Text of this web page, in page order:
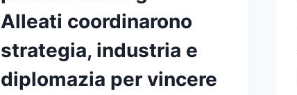
Alleati coordinarono
strategia, industria e
diplomazia per vincere